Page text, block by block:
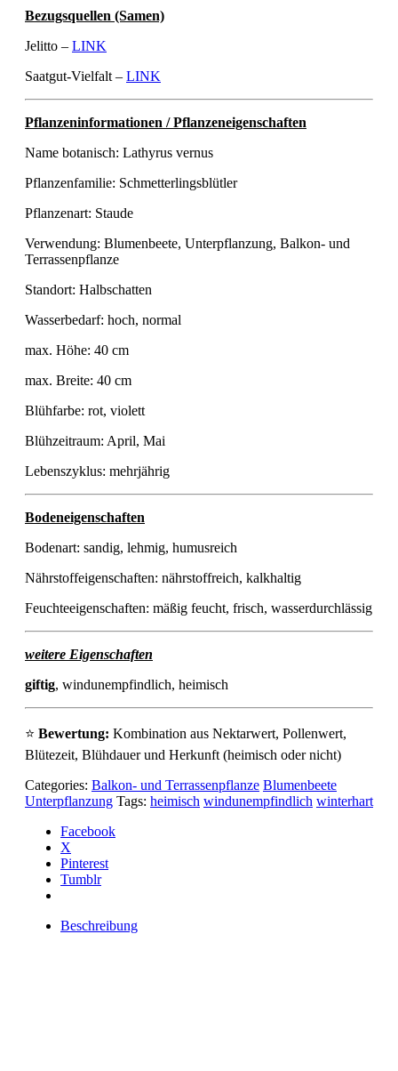
Bezugsquellen (Samen)
Jelitto – LINK
Saatgut-Vielfalt – LINK
Pflanzeninformationen / Pflanzeneigenschaften
Name botanisch: Lathyrus vernus
Pflanzenfamilie: Schmetterlingsblütler
Pflanzenart: Staude
Verwendung: Blumenbeete, Unterpflanzung, Balkon- und
Terrassenpflanze
Standort: Halbschatten
Wasserbedarf: hoch, normal
max. Höhe: 40 cm
max. Breite: 40 cm
Blühfarbe: rot, violett
Blühzeitraum: April, Mai
Lebenszyklus: mehrjährig
Bodeneigenschaften
Bodenart: sandig, lehmig, humusreich
Nährstoffeigenschaften: nährstoffreich, kalkhaltig
Feuchteeigenschaften: mäßig feucht, frisch, wasserdurchlässig
weitere Eigenschaften
giftig, windunempfindlich, heimisch
⭐ Bewertung: Kombination aus Nektarwert, Pollenwert,
Blütezeit, Blühdauer und Herkunft (heimisch oder nicht)
Categories: Balkon- und Terrassenpflanze Blumenbeete
Unterpflanzung Tags: heimisch windunempfindlich winterhart
Facebook
X
Pinterest
Tumblr
Beschreibung